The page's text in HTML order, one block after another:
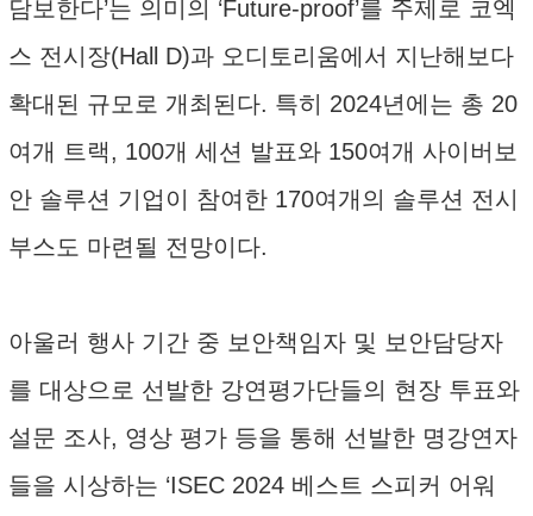
담보한다’는 의미의 ‘Future-proof’를 주제로 코엑
스 전시장(Hall D)과 오디토리움에서 지난해보다
확대된 규모로 개최된다. 특히 2024년에는 총 20
여개 트랙, 100개 세션 발표와 150여개 사이버보
안 솔루션 기업이 참여한 170여개의 솔루션 전시
부스도 마련될 전망이다.
아울러 행사 기간 중 보안책임자 및 보안담당자
를 대상으로 선발한 강연평가단들의 현장 투표와
설문 조사, 영상 평가 등을 통해 선발한 명강연자
들을 시상하는 ‘ISEC 2024 베스트 스피커 어워